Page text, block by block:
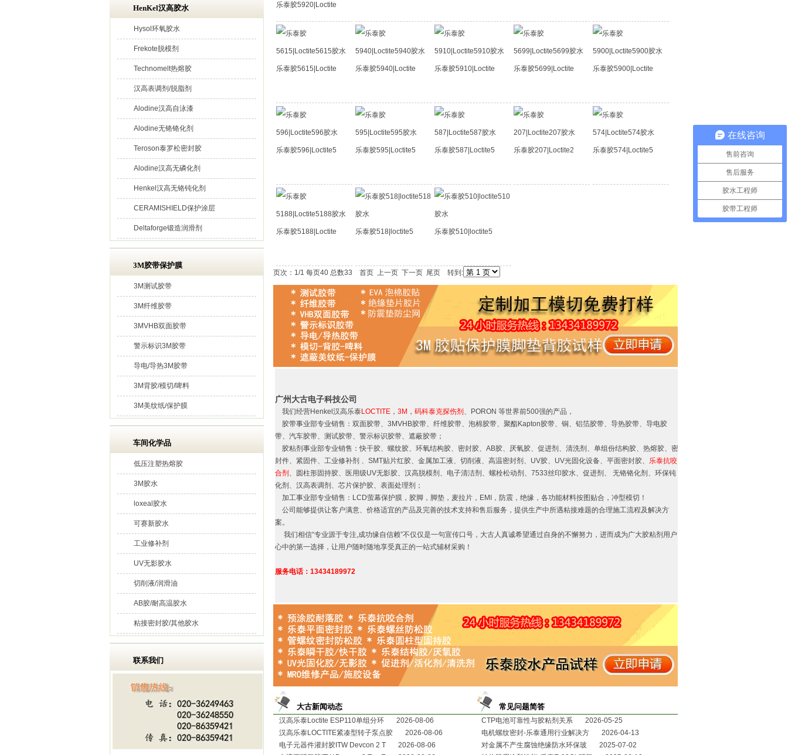
HenKel汉高胶水
Hysol环氧胶水
Frekote脱模剂
Technomelt热熔胶
汉高表调剂/脱脂剂
Alodine汉高自泳漆
Alodine无铬铬化剂
Teroson泰罗松密封胶
Alodine汉高无磷化剂
Henkel汉高无铬钝化剂
CERAMISHIELD保护涂层
Deltaforge锻造润滑剂
3M胶带保护膜
3M测试胶带
3M纤维胶带
3MVHB双面胶带
警示标识3M胶带
导电/导热3M胶带
3M背胶/模切/啤料
3M美纹纸/保护膜
车间化学品
低压注塑热熔胶
3M胶水
loxeal胶水
可赛新胶水
工业修补剂
UV无影胶水
切削液/润滑油
AB胶/耐高温胶水
粘接密封胶/其他胶水
联系我们
乐泰胶5920|Loctite
乐泰胶5615|Loctite 乐泰胶5940|Loctite 乐泰胶5910|Loctite 乐泰胶5699|Loctite 乐泰胶5900|Loctite
乐泰胶596|Loctite5 乐泰胶595|Loctite5 乐泰胶587|Loctite5 乐泰胶207|Loctite2 乐泰胶574|Loctite5
乐泰胶5188|Loctite 乐泰胶518|loctite5 乐泰胶510|loctite5
页次：1/1 每页40 总数33 首页 上一页 下一页 尾页 转到:
广州大古电子科技公司
我们经营Henkel汉高乐泰LOCTITE ， 3M ， 码科泰克探伤剂 、PORON 等世界前500强的产品，
胶带事业部专业销售：双面胶带、3MVHB胶带、纤维胶带、泡棉胶带、聚酯Kapton胶带、铜、铝箔胶带、导热胶带、导电胶
带、汽车胶带、测试胶带、警示标识胶带、遮蔽胶带；
胶粘剂事业部专业销售：快干胶、螺纹胶、环氧结构胶、密封胶、AB胶、厌氧胶、促进剂、清洗剂、单组份结构胶、热熔胶、密
封件、紧固件、工业修补剂 、SMT贴片红胶、金属加工液、切削液、高温密封剂、UV胶、UV光固化设备、平面密封胶、 乐泰抗咬
合剂 、圆柱形固持胶、医用级UV无影胶、汉高脱模剂、电子清洁剂、螺栓松动剂、7533丝印胶水、促进剂、 无铬铬化剂、环保钝
化剂、汉高表调剂、芯片保护胶、表面处理剂；
加工事业部专业销售：LCD萤幕保护膜，胶脚，脚垫，麦拉片，EMI，防震，绝缘，各功能材料按图贴合，冲型模切！
公司能够提供让客户满意、价格适宜的产品及完善的技术支持和售后服务，提供生产中所遇粘接难题的合理施工流程及解决方
案。
我们相信“专业源于专注,成功缘自信赖”不仅仅是一句宣传口号，大古人真诚希望通过自身的不懈努力，进而成为广大胶粘剂用户
心中的第一选择，让用户随时随地享受真正的一站式辅材采购！
服务电话：13434189972
大古新闻动态
汉高乐泰Loctite ESP110单组分环 2026-08-06
汉高乐泰LOCTITE紧凑型转子泵点胶 2026-08-06
电子元器件灌封胶ITW Devcon 2 T 2026-08-06
常见问题简答
CTP电池可靠性与胶粘剂关系 2026-05-25
电机螺纹密封-乐泰通用行业解决方 2026-04-13
对金属不产生腐蚀绝缘防水环保玻 2025-07-02
在线咨询
售前咨询
售后服务
胶水工程师
胶带工程师